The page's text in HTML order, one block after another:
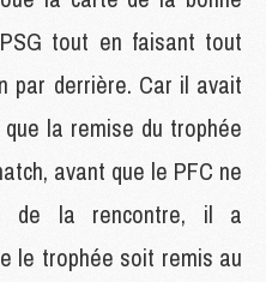
tout en faisant tout
par derrière. Car il avait
la remise du trophée
avant que le PFC ne
de la rencontre, il a
le trophée soit remis au